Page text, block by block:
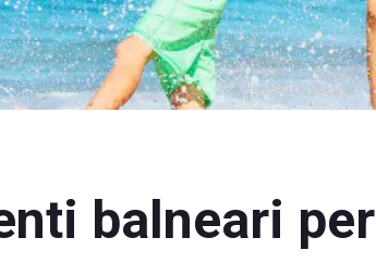
balneari per